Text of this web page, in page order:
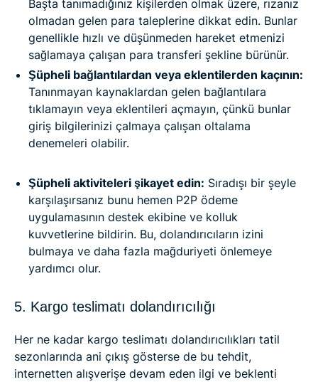
Başta tanımadığınız kişilerden olmak üzere, rızanız
olmadan gelen para taleplerine dikkat edin. Bunlar
genellikle hızlı ve düşünmeden hareket etmenizi
sağlamaya çalışan para transferi şekline bürünür.
Şüpheli bağlantılardan veya eklentilerden kaçının:
Tanınmayan kaynaklardan gelen bağlantılara
tıklamayın veya eklentileri açmayın, çünkü bunlar
giriş bilgilerinizi çalmaya çalışan oltalama
denemeleri olabilir.
Şüpheli aktiviteleri şikayet edin: Sıradışı bir şeyle
karşılaşırsanız bunu hemen P2P ödeme
uygulamasının destek ekibine ve kolluk
kuvvetlerine bildirin. Bu, dolandırıcıların izini
bulmaya ve daha fazla mağduriyeti önlemeye
yardımcı olur.
5. Kargo teslimatı dolandırıcılığı
Her ne kadar kargo teslimatı dolandırıcılıkları tatil
sezonlarında ani çıkış gösterse de bu tehdit,
internetten alışverişe devam eden ilgi ve beklenti